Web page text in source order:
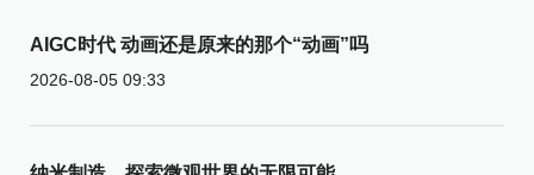
AIGC时代 动画还是原来的那个“动画”吗
2026-08-05 09:33